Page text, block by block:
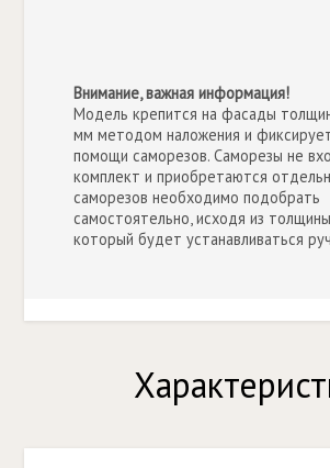
Внимание, важная информация!
Модель крепится на фасады
мм методом наложения и
помощи саморезов. Саморезы не
комплект и приобретаются
саморезов необходимо подобрать
самостоятельно, исходя из
который будет устанавливаться